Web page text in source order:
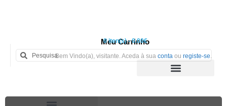
Meu Carrinho
0 iten(s) - 0.00€
Bem Vindo(a), visitante. Aceda à sua conta ou registe-se.